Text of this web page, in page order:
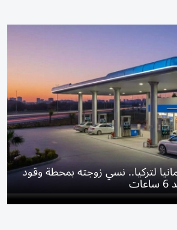
لتركيا.. نسي زوجته بمحطة وقود